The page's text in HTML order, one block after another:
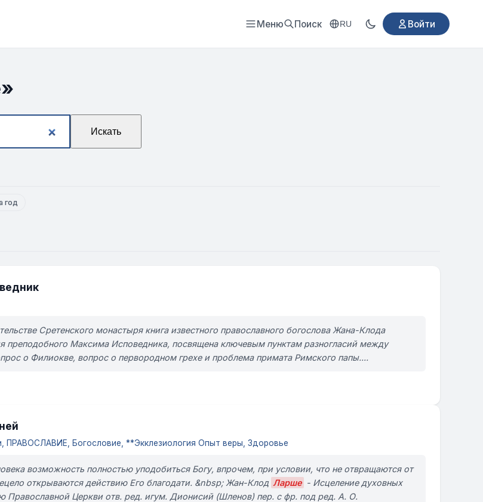
Меню Поиск RU Войти
Искать
год
Сретенского монастыря книга известного православного богослова Жана-Клода
преподобного Максима Исповедника, посвящена ключевым пунктам разногласий между
о Филиокве, вопрос о первородном грехе и проблема примата Римского папы....
Богословие, **Экклезиология Опыт веры, Здоровье
возможность полностью уподобиться Богу, впрочем, при условии, что не отвращаются от
открываются действию Его благодати. &nbsp; Жан-Клод Ларше - Исцеление духовных
Православной Церкви отв. ред. игум. Дионисий (Шленов) пер. с фр. под ред. А. О.